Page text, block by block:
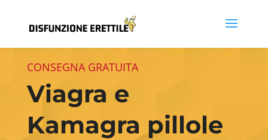
CONSEGNA GRATUITA
Viagra e
Kamagra pillole